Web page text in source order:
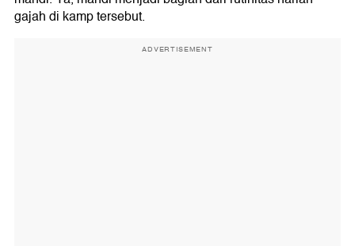
gajah di kamp tersebut.
ADVERTISEMENT